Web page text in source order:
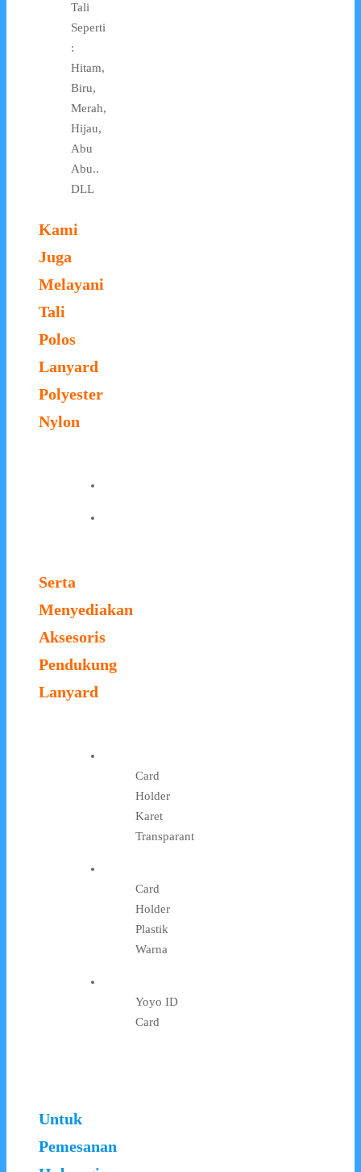
Tali
Seperti
:
Hitam,
Biru,
Merah,
Hijau,
Abu
Abu..
DLL
Kami
Juga
Melayani
Tali
Polos
Lanyard
Polyester
Nylon
Serta
Menyediakan
Aksesoris
Pendukung
Lanyard
Card
Holder
Karet
Transparant
Card
Holder
Plastik
Warna
Yoyo ID
Card
Untuk
Pemesanan